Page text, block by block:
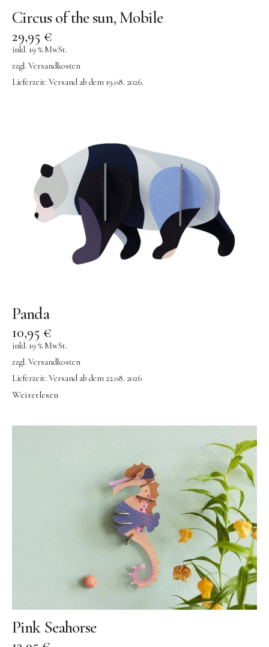
Circus of the sun, Mobile
29,95 €
inkl. 19 % MwSt.
zzgl. Versandkosten
Lieferzeit: Versand ab dem 19.08. 2026.
Panda
10,95 €
inkl. 19 % MwSt.
zzgl. Versandkosten
Lieferzeit: Versand ab dem 22.08. 2026
Weiterlesen
Pink Seahorse